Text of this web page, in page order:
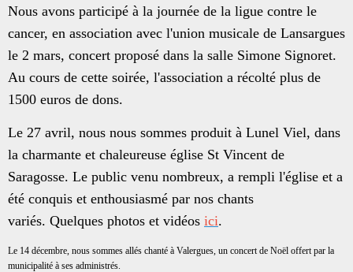
Nous avons participé à la journée de la ligue contre le
cancer, en association avec l'union musicale de Lansargues
le 2 mars, concert proposé dans la salle Simone Signoret.
Au cours de cette soirée, l'association a récolté plus de
1500 euros de dons.
Le 27 avril, nous nous sommes produit à Lunel Viel, dans
la charmante et chaleureuse église St Vincent de
Saragosse. Le public venu nombreux, a rempli l'église et a
été conquis et enthousiasmé par nos chants
variés. Quelques photos et vidéos ici.
Le 14 décembre, nous sommes allés chanté à Valergues, un concert de Noël offert par la
municipalité à ses administrés.